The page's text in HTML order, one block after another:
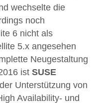
wechselte die
noch
6 nicht als
5.x angesehen
Neugestaltung
ist SUSE
Unterstützung von
Availability- und